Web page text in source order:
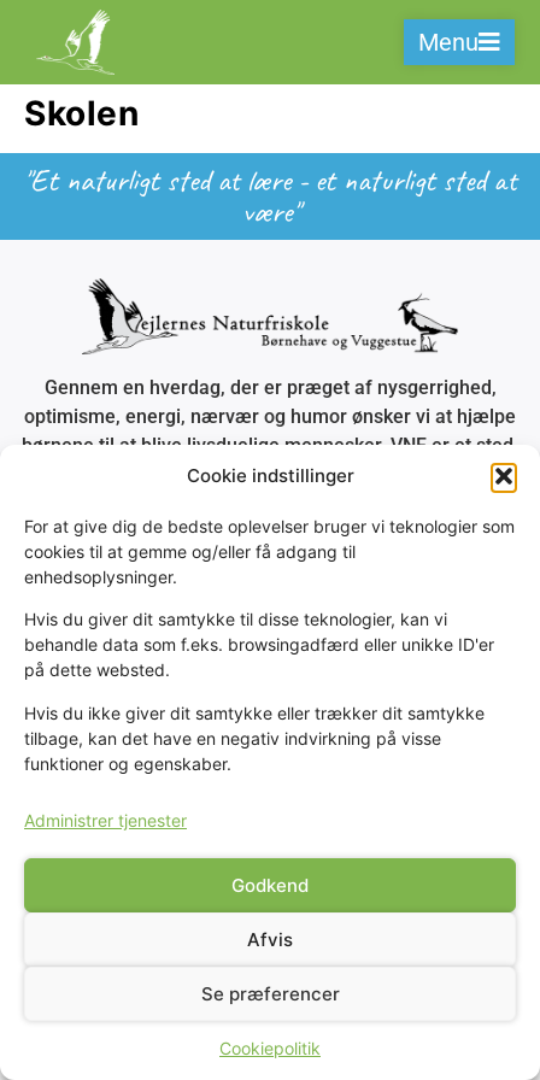
Cookie indstillinger
For at give dig de bedste oplevelser bruger vi teknologier som
cookies til at gemme og/eller få adgang til
enhedsoplysninger.
Hvis du giver dit samtykke til disse teknologier, kan vi
behandle data som f.eks. browsingadfærd eller unikke ID'er
på dette websted.
Hvis du ikke giver dit samtykke eller trækker dit samtykke
tilbage, kan det have en negativ indvirkning på visse
funktioner og egenskaber.
Administrer tjenester
Godkend
Afvis
Se præferencer
Cookiepolitik
Menu
Skolen
"Et naturligt sted at lære - et naturligt sted at
være"
Gennem en hverdag, der er præget af nysgerrighed,
optimisme, energi, nærvær og humor ønsker vi at hjælpe
børnene til at blive livsduelige mennesker. VNF er et sted,
der ser og udnytter de læringspotentialer, der er i naturen
Højstrupvej 110, Øsløs 7742 Vesløs
Tlf. 32 18 30 36